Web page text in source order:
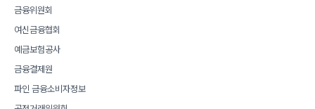
금융위원회
여신금융협회
예금보험공사
금융결제원
파인 금융소비자정보